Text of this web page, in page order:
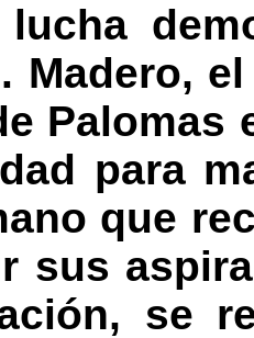
Madero,
Palomas
para
que
sus
se